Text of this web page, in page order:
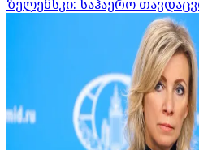
ზელენსკი: საჰაერო